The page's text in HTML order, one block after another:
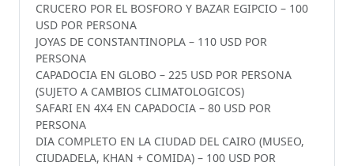
CRUCERO POR EL BOSFORO Y BAZAR EGIPCIO – 100
USD POR PERSONA
JOYAS DE CONSTANTINOPLA – 110 USD POR
PERSONA
CAPADOCIA EN GLOBO – 225 USD POR PERSONA
(SUJETO A CAMBIOS CLIMATOLOGICOS)
SAFARI EN 4X4 EN CAPADOCIA – 80 USD POR
PERSONA
DIA COMPLETO EN LA CIUDAD DEL CAIRO (MUSEO,
CIUDADELA, KHAN + COMIDA) – 100 USD POR